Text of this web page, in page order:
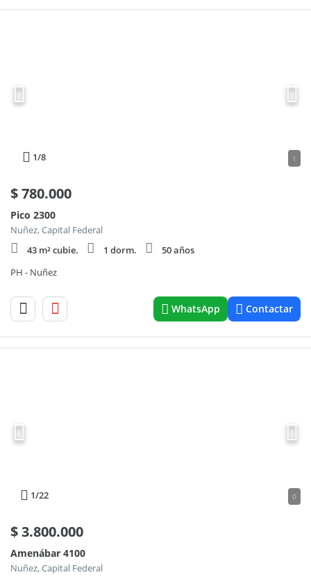
1/8 1
$780.000
Pico 2300
Nuñez, Capital Federal
43 m² cubie.
1 dorm.
50 años
PH - Nuñez
WhatsApp Contactar
1/22 0
$3.800.000
Amenábar 4100
Nuñez, Capital Federal